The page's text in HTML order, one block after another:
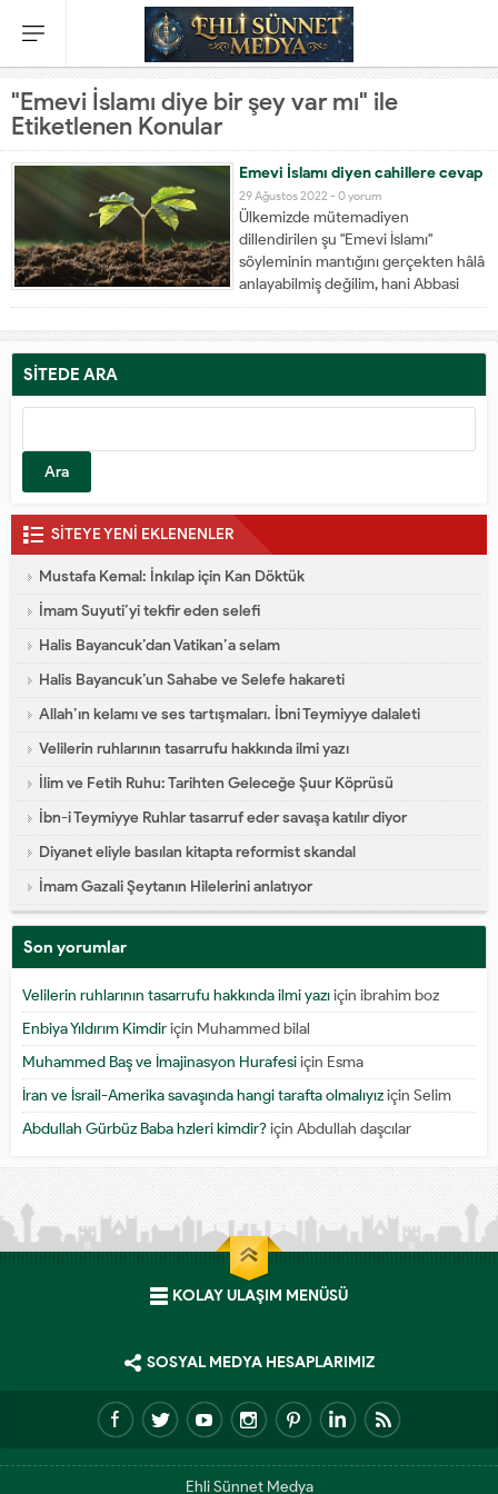
"Emevi İslamı diye bir şey var mı" ile
Etiketlenen Konular
Emevi İslamı diyen cahillere cevap
29 Ağustos 2022 - 0 yorum
Ülkemizde mütemadiyen
dillendirilen şu "Emevi İslamı"
söyleminin mantığını gerçekten hâlâ
anlayabilmiş değilim, hani Abbasi
İslamı denseydi bir nebze daha
mantıklı olurdu, zira tevarüs ettiğimiz
geleneksel İslam taşısa taşısa Abbasi
Emevi iktidarına son veren Abbasiler
SİTEDE ARA
SİTEYE YENİ EKLENENLER
Mustafa Kemal: İnkılap için Kan Döktük
İmam Suyuti’yi tekfir eden selefi
Halis Bayancuk’dan Vatikan’a selam
Halis Bayancuk’un Sahabe ve Selefe hakareti
Allah’ın kelamı ve ses tartışmaları. İbni Teymiyye dalaleti
Velilerin ruhlarının tasarrufu hakkında ilmi yazı
İlim ve Fetih Ruhu: Tarihten Geleceğe Şuur Köprüsü
İbn-i Teymiyye Ruhlar tasarruf eder savaşa katılır diyor
Diyanet eliyle basılan kitapta reformist skandal
İmam Gazali Şeytanın Hilelerini anlatıyor
Son yorumlar
Velilerin ruhlarının tasarrufu hakkında ilmi yazıiçin ibrahim boz
Enbiya Yıldırım Kimdiriçin Muhammed bilal
Muhammed Baş ve İmajinasyon Hurafesiiçin Esma
İran ve İsrail-Amerika savaşında hangi tarafta olmalıyıziçin Selim
Abdullah Gürbüz Baba hzleri kimdir?için Abdullah daşcılar
KOLAY ULAŞIM MENÜSÜ
SOSYAL MEDYA HESAPLARIMIZ
Ehli Sünnet Medya